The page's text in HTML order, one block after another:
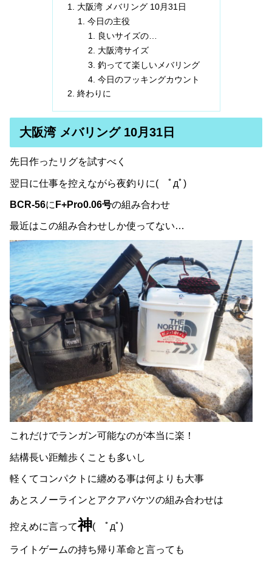
大阪湾 メバリング 10月31日
今日の主役
良いサイズの…
大阪湾サイズ
釣ってて楽しいメバリング
今日のフッキングカウント
終わりに
大阪湾 メバリング 10月31日
先日作ったリグを試すべく
翌日に仕事を控えながら夜釣りに( ﾟдﾟ)
BCR-56に F+Pro0.06号の組み合わせ
最近はこの組み合わせしか使ってない…
これだけでランガン可能なのが本当に楽！
結構長い距離歩くことも多いし
軽くてコンパクトに纏める事は何よりも大事
あとスノーラインとアクアバケツの組み合わせは
控えめに言って神( ﾟдﾟ)
ライトゲームの持ち帰り革命と言っても